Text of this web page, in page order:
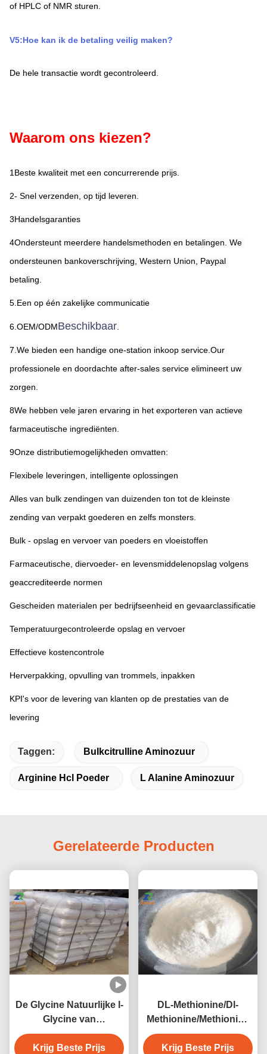
of HPLC of NMR sturen.
V5:Hoe kan ik de betaling veilig maken?
De hele transactie wordt gecontroleerd.
Waarom ons kiezen?
1Beste kwaliteit met een concurrerende prijs.
2- Snel verzenden, op tijd leveren.
3Handelsgaranties
4Ondersteunt meerdere handelsmethoden en betalingen. We
ondersteunen bankoverschrijving, Western Union, Paypal
betaling.
5.Een op één zakelijke communicatie
6.OEM/ODMBeschikbaar
7.We bieden een handige one-station inkoop service.Our
professionele en doordachte after-sales service elimineert uw
zorgen.
8We hebben vele jaren ervaring in het exporteren van actieve
farmaceutische ingrediënten.
9Onze distributiemogelijkheden omvatten:
Flexibele leveringen, intelligente oplossingen
Alles van bulk zendingen van duizenden ton tot de kleinste
zending van verpakt goederen en zelfs monsters.
Bulk - opslag en vervoer van poeders en vloeistoffen
Farmaceutische, diervoeder- en levensmiddelenopslag volgens
geaccrediteerde normen
Gescheiden materialen per bedrijfseenheid en gevaarclassificatie
Temperatuurgecontroleerde opslag en vervoer
Effectieve kostencontrole
Herverpakking, opvulling van trommels, inpakken
KPI's voor de levering van klanten op de prestaties van de
levering
Taggen: Bulkcitrulline Aminozuur
Arginine Hcl Poeder L Alanine Aminozuur
Gerelateerde Producten
De Glycine Natuurlijke l-
Glycine van
voedingsversterkers
Voedselsupplementen
Krijg Beste Prijs
DL-Methionine/Dl-
Methionine/Methionine
Aminozuurpoeder CAS
59-51-8
Krijg Beste Prijs